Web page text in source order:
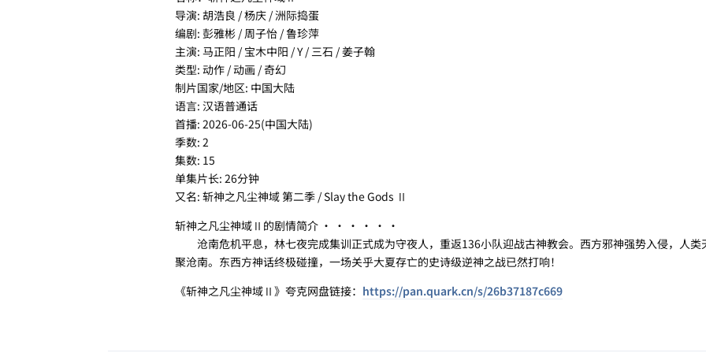
导演: 胡浩良 / 杨庆 / 洲际捣蛋
编剧: 彭雅彬 / 周子怡 / 鲁珍萍
主演: 马正阳 / 宝木中阳 / Y / 三石 / 姜子翰
类型: 动作 / 动画 / 奇幻
制片国家/地区: 中国大陆
语言: 汉语普通话
首播: 2026-06-25(中国大陆)
季数: 2
集数: 15
单集片长: 26分钟
又名: 斩神之凡尘神域 第二季 / Slay the Gods Ⅱ
斩神之凡尘神域Ⅱ的剧情简介 · · · · · ·
沧南危机平息，林七夜完成集训正式成为守夜人，重返136小队迎战古神教会。西方邪神强势入侵，人类
聚沧南。东西方神话终极碰撞，一场关乎大夏存亡的史诗级逆神之战已然打响！
《斩神之凡尘神域Ⅱ》夸克网盘链接： https://pan.quark.cn/s/26b37187c669